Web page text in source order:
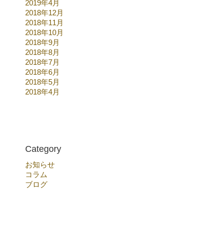
2019年4月
2018年12月
2018年11月
2018年10月
2018年9月
2018年8月
2018年7月
2018年6月
2018年5月
2018年4月
Category
お知らせ
コラム
ブログ